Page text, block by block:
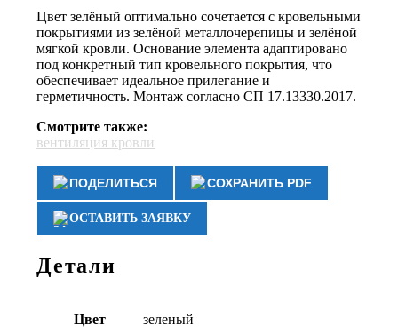
Цвет зелёный оптимально сочетается с кровельными
покрытиями из зелёной металлочерепицы и зелёной
мягкой кровли. Основание элемента адаптировано
под конкретный тип кровельного покрытия, что
обеспечивает идеальное прилегание и
герметичность. Монтаж согласно СП 17.13330.2017.
Смотрите также:
вентиляция кровли
ПОДЕЛИТЬСЯ СОХРАНИТЬ PDF
ОСТАВИТЬ ЗАЯВКУ
Детали
Цвет зеленый